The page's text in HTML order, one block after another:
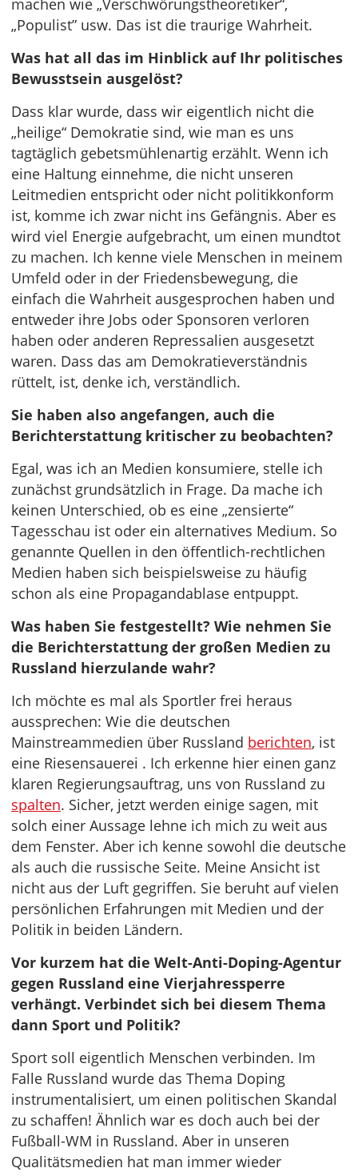
machen wie „Verschwörungstheoretiker“,
„Populist” usw. Das ist die traurige Wahrheit.
Was hat all das im Hinblick auf Ihr politisches
Bewusstsein ausgelöst?
Dass klar wurde, dass wir eigentlich nicht die
„heilige“ Demokratie sind, wie man es uns
tagtäglich gebetsmühlenartig erzählt. Wenn ich
eine Haltung einnehme, die nicht unseren
Leitmedien entspricht oder nicht politikkonform
ist, komme ich zwar nicht ins Gefängnis. Aber es
wird viel Energie aufgebracht, um einen mundtot
zu machen. Ich kenne viele Menschen in meinem
Umfeld oder in der Friedensbewegung, die
einfach die Wahrheit ausgesprochen haben und
entweder ihre Jobs oder Sponsoren verloren
haben oder anderen Repressalien ausgesetzt
waren. Dass das am Demokratieverständnis
rüttelt, ist, denke ich, verständlich.
Sie haben also angefangen, auch die
Berichterstattung kritischer zu beobachten?
Egal, was ich an Medien konsumiere, stelle ich
zunächst grundsätzlich in Frage. Da mache ich
keinen Unterschied, ob es eine „zensierte“
Tagesschau ist oder ein alternatives Medium. So
genannte Quellen in den öffentlich-rechtlichen
Medien haben sich beispielsweise zu häufig
schon als eine Propagandablase entpuppt.
Was haben Sie festgestellt? Wie nehmen Sie
die Berichterstattung der großen Medien zu
Russland hierzulande wahr?
Ich möchte es mal als Sportler frei heraus
aussprechen: Wie die deutschen
Mainstreammedien über Russland berichten, ist
eine Riesensauerei . Ich erkenne hier einen ganz
klaren Regierungsauftrag, uns von Russland zu
spalten. Sicher, jetzt werden einige sagen, mit
solch einer Aussage lehne ich mich zu weit aus
dem Fenster. Aber ich kenne sowohl die deutsche
als auch die russische Seite. Meine Ansicht ist
nicht aus der Luft gegriffen. Sie beruht auf vielen
persönlichen Erfahrungen mit Medien und der
Politik in beiden Ländern.
Vor kurzem hat die Welt-Anti-Doping-Agentur
gegen Russland eine Vierjahressperre
verhängt. Verbindet sich bei diesem Thema
dann Sport und Politik?
Sport soll eigentlich Menschen verbinden. Im
Falle Russland wurde das Thema Doping
instrumentalisiert, um einen politischen Skandal
zu schaffen! Ähnlich war es doch auch bei der
Fußball-WM in Russland. Aber in unseren
Qualitätsmedien hat man immer wieder